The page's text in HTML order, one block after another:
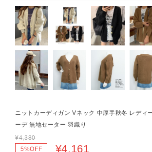
ニットカーディガン Vネック 中厚手秋冬 レディ
ーデ 無地セーター 羽織り
¥4,380
5%OFF
¥4,161